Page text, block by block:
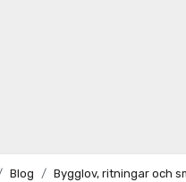
Blog Bygglov, ritningar och